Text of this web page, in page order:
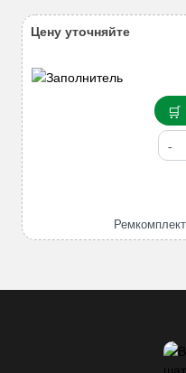
K3F
Цену уточняйте